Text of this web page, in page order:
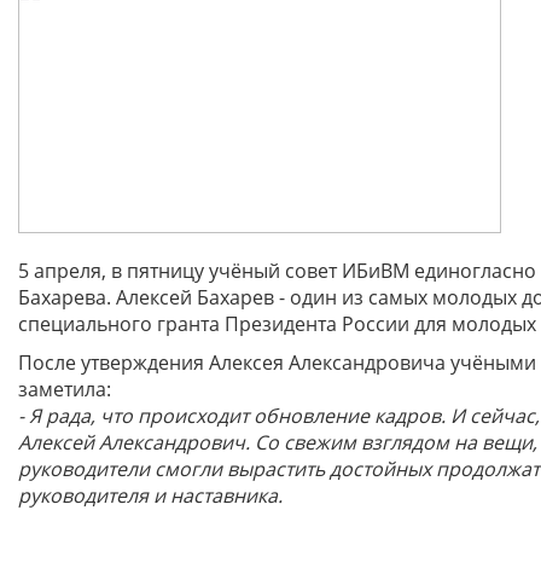
5 апреля, в пятницу учёный совет ИБиВМ единогласно
Бахарева. Алексей Бахарев - один из самых молодых
специального гранта Президента России для
После утверждения Алексея Александровича
заметила:
- Я рада, что происходит обновление кадров. И
Алексей Александрович. Со свежим взглядом на
руководители смогли вырастить достойных
руководителя и наставника.